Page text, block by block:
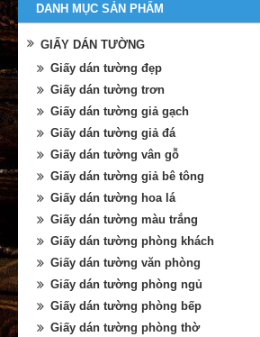
DANH MỤC SẢN PHẨM
GIẤY DÁN TƯỜNG
Giấy dán tường đẹp
Giấy dán tường trơn
Giấy dán tường giả gạch
Giấy dán tường giả đá
Giấy dán tường vân gỗ
Giấy dán tường giả bê tông
Giấy dán tường hoa lá
Giấy dán tường màu trắng
Giấy dán tường phòng khách
Giấy dán tường văn phòng
Giấy dán tường phòng ngủ
Giấy dán tường phòng bếp
Giấy dán tường phòng thờ